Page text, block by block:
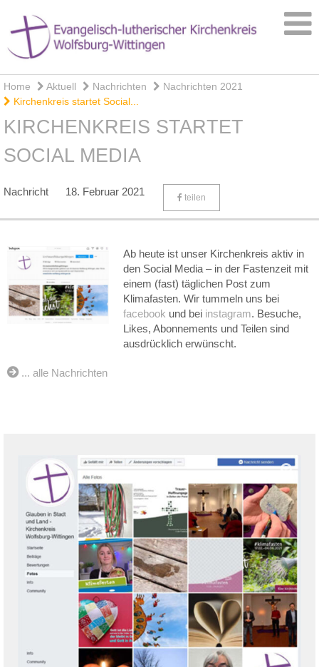
Home Aktuell Nachrichten
Nachrichten 2021
Kirchenkreis startet Social...
KIRCHENKREIS STARTET
SOCIAL MEDIA
Nachricht 18. Februar 2021 teilen
Ab heute ist unser Kirchenkreis aktiv in
den Social Media – in der Fastenzeit mit
einem (fast) täglichen Post zum
Klimafasten. Wir tummeln uns bei
facebook und bei instagram. Besuche,
Likes, Abonnements und Teilen sind
ausdrücklich erwünscht.
... alle Nachrichten